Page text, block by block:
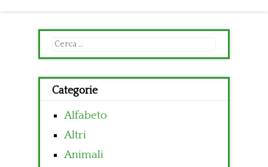
Ricerca
per:
Categorie
Alfabeto
Altri
Animali